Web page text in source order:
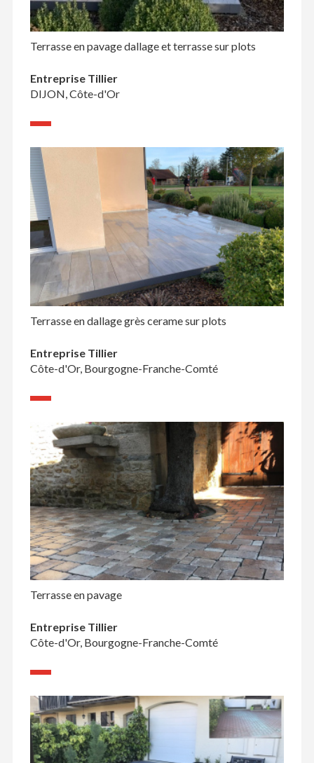
Terrasse en pavage dallage et terrasse sur plots
Entreprise Tillier
DIJON, Côte-d'Or
Terrasse en dallage grès cerame sur plots
Entreprise Tillier
Côte-d'Or, Bourgogne-Franche-Comté
Terrasse en pavage
Entreprise Tillier
Côte-d'Or, Bourgogne-Franche-Comté